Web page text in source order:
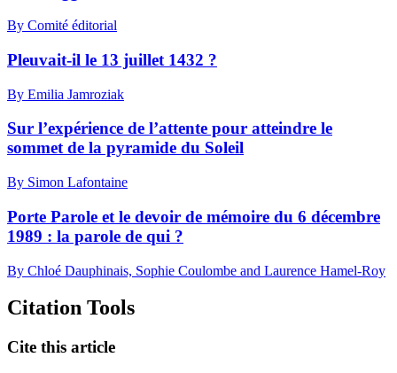
By Comité éditorial
Pleuvait-il le 13 juillet 1432 ?
By Emilia Jamroziak
Sur l’expérience de l’attente pour atteindre le
sommet de la pyramide du Soleil
By Simon Lafontaine
Porte Parole et le devoir de mémoire du 6 décembre
1989 : la parole de qui ?
By Chloé Dauphinais, Sophie Coulombe and Laurence Hamel-Roy
Citation Tools
Cite this article